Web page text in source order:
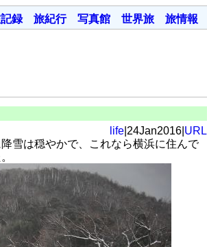
録 旅紀行 写真館 世界旅 旅情報
life |24Jan2016| URL
雪は穏やかで、これなら横浜に住んで